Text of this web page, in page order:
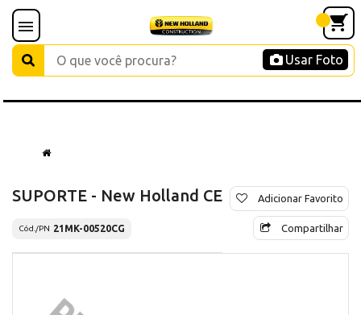
Usar Foto
SUPORTE - New Holland CE
Cód./PN 21MK-00520CG
Adicionar Favorito
Compartilhar